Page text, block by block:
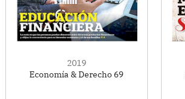
2019
Economía & Derecho 69